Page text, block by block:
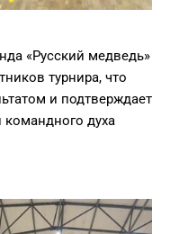
«Русский медведь»
турнира, что
и подтверждает
духа